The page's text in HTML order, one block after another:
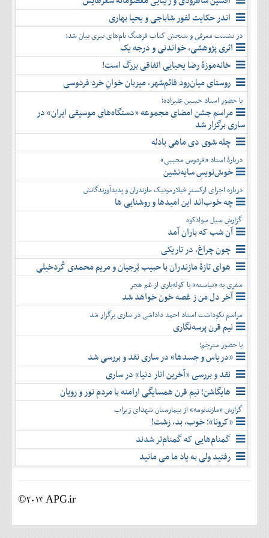
بهمن
اسفند
آذر
دی
بهمن
اسفند
اندر حکایت لفور شاباجی و یحیا بهاری
در نشست معرفی و سنجش کتاب فرهنگ نام‌های تبری بیان شد:
اثری پژوهشی، خواندنی و درجه یک
خانه‌موزۀ رضا یحیایی اتفاقی بزرگ است!
روستای میان‌رود قائم‌شهر، میزبان خوانِ خردِ فردوسی
با حضور استاد حسین علیزاده؛
مراسم جشن امضای مجموعه «دستگاه‌های موسیقی ایران» در
ساری برگزار شد
چله شوی دی ماهی بادله
دربارۀ استاد «فردوس مجیبی»
خوش‌نویسِ سایه‌نشین
درباره اجرای ارکستر فیلارمونیک مازندران و پدیدآورندگانش
چه خوب‌اند این امیدها و روشنایی ها
گزارشِ سیل سوادکوه
آن شب که باران آمد
چون چراغ، در تاریکی
هوای تازۀ مازندران با حبیب بُرجیان و مریم محمدی کُردخیلی
سفری به «نیاسته» با کوله‌باری از غم هجر
آخر دل من ز غصه خون خواهد شد
مراسم نکوداشت استاد احمد داداشی در ساری برگزار شد
نیم قرن پرسه‌نگاری
با حضور مترجم؛
«دریاس و جسدها» در ساری نقد و بررسی شد
نقد و بررسی «آخرین انار دنیا» در ساری
هایگاشن؛ نیم قرن همسایگی ارامنه با مردم نور و رویان
گزارش «مازندنومه» از بیمارستان شهدای زیراب
«کرونا»؛ خوب، بد، زشت!
گمنام‌هایی که گمنام‌تر شدند
رفتید ولی به یاد ما می مانید
©2013 APG.ir